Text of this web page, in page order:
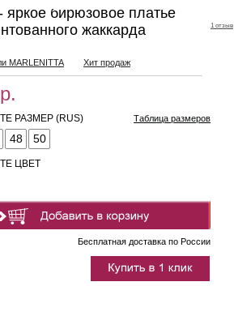
1 отзыв
яркое бирюзовое платье
жаккарда
MARLENITTA Хит продаж
РАЗМЕР (RUS) Таблица размеров
48 50
ЦВЕТ
Бесплатная доставка по России